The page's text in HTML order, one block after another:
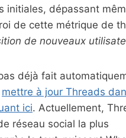
initiales, dépassant
de cette métrique de
de nouveaux
pas déjà fait
mettre à jour Threads
ici. Actuellement,
réseau social la plus